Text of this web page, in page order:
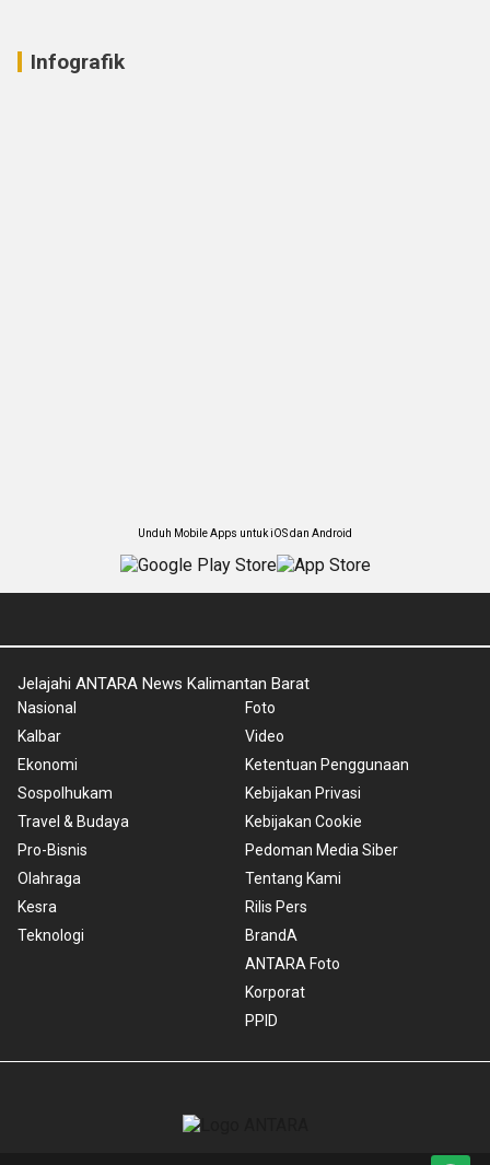
Infografik
Unduh Mobile Apps untuk iOS dan Android
Jelajahi ANTARA News Kalimantan Barat
Nasional
Kalbar
Ekonomi
Sospolhukam
Travel & Budaya
Pro-Bisnis
Olahraga
Kesra
Teknologi
Foto
Video
Ketentuan Penggunaan
Kebijakan Privasi
Kebijakan Cookie
Pedoman Media Siber
Tentang Kami
Rilis Pers
BrandA
ANTARA Foto
Korporat
PPID